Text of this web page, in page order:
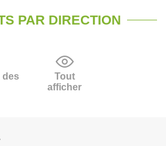
PAR DIRECTION
des
Tout
afficher